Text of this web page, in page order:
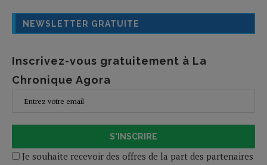
NEWSLETTER GRATUITE
Inscrivez-vous gratuitement à La
Chronique Agora
S'INSCRIRE
Je souhaite recevoir des offres de la part des partenaires